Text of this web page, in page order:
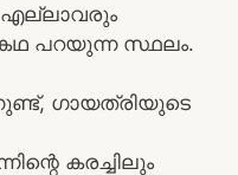
പറയുന്ന സ്ഥലം.
ഗായത്രിയുടെ
കരച്ചിലും